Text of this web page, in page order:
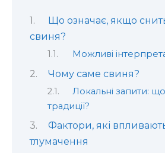
Що означає, якщо
свиня?
Можливі
Чому саме свиня?
Локальні запити:
традиції?
Фактори, які
тлумачення